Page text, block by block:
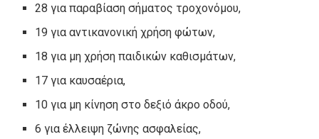
28 για παραβίαση σήματος τροχονόμου,
19 για αντικανονική χρήση φώτων,
18 για μη χρήση παιδικών καθισμάτων,
17 για καυσαέρια,
10 για μη κίνηση στο δεξιό άκρο οδού,
6 για έλλειψη ζώνης ασφαλείας,